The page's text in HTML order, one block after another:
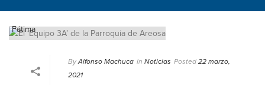
By Alfonso Machuca In Noticias Posted 22 marzo,
2021